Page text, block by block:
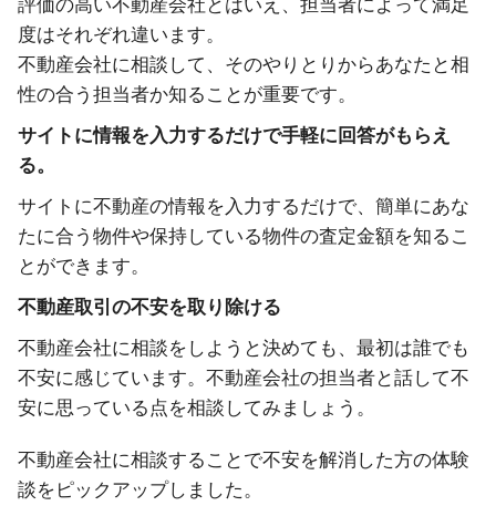
評価の高い不動産会社とはいえ、担当者によって満足
度はそれぞれ違います。
不動産会社に相談して、そのやりとりからあなたと相
性の合う担当者か知ることが重要です。
サイトに情報を入力するだけで手軽に回答がもらえ
る。
サイトに不動産の情報を入力するだけで、簡単にあな
たに合う物件や保持している物件の査定金額を知るこ
とができます。
不動産取引の不安を取り除ける
不動産会社に相談をしようと決めても、最初は誰でも
不安に感じています。不動産会社の担当者と話して不
安に思っている点を相談してみましょう。
不動産会社に相談することで不安を解消した方の体験
談をピックアップしました。